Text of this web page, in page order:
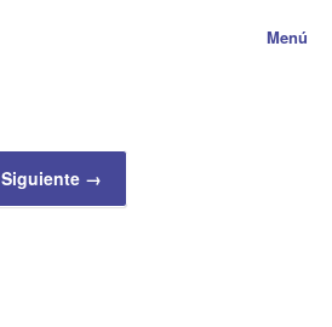
Menú
Siguiente →